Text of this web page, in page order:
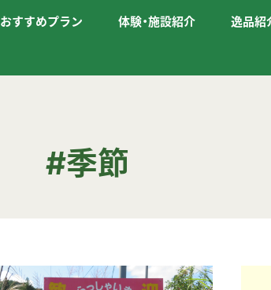
おすすめプラン 体験・施設紹介 逸品紹
#季節